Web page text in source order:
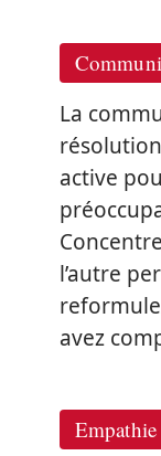
La
active
l’autre
avez